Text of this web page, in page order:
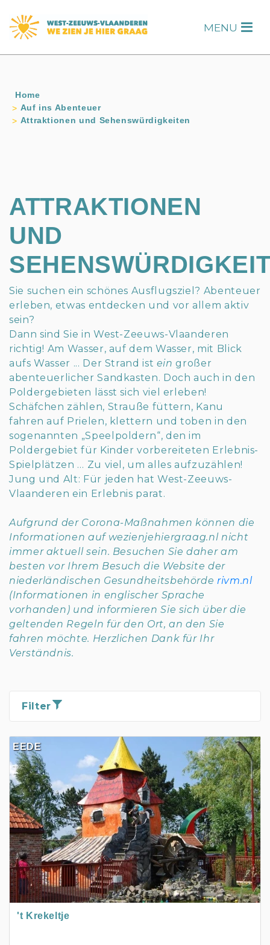
MENU H
Home
Auf ins Abenteuer
Attraktionen und Sehenswürdigkeiten
ATTRAKTIONEN
UND
Sie suchen ein schönes Ausflugsziel? Abenteuer
erleben, etwas entdecken und vor allem aktiv
sein?
Dann sind Sie in West-Zeeuws-Vlaanderen
richtig! Am Wasser, auf dem Wasser, mit Blick
aufs Wasser ... Der Strand ist ein großer
abenteuerlicher Sandkasten. Doch auch in den
Poldergebieten lässt sich viel erleben!
Schäfchen zählen, Strauße füttern, Kanu
fahren auf Prielen, klettern und toben in den
sogenannten „Speelpoldern“, den im
Poldergebiet für Kinder vorbereiteten Erlebnis-
Spielplätzen … Zu viel, um alles aufzuzählen!
Jung und Alt: Für jeden hat West-Zeeuws-
Vlaanderen ein Erlebnis parat.
Aufgrund der Corona-Maßnahmen können die
Informationen auf wezienjehiergraag.nl nicht
immer aktuell sein. Besuchen Sie daher am
besten vor Ihrem Besuch die Website der
niederländischen Gesundheitsbehörderivm.nl
(Informationen in englischer Sprache
vorhanden) und informieren Sie sich über die
geltenden Regeln für den Ort, an den Sie
fahren möchte. Herzlichen Dank für Ihr
Verständnis.
Filter
EEDE
't Krekeltje